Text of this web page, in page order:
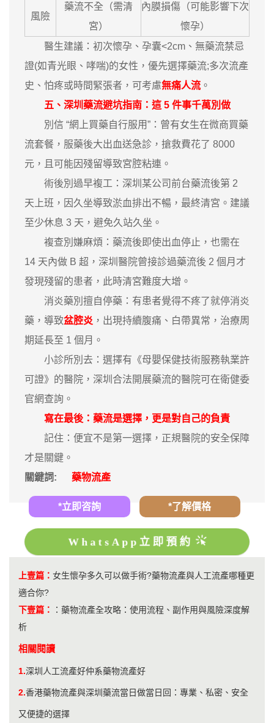
風險
藥流不全（需清
宮）
內膜損傷（可能影響下次
懷孕）
醫生建議：初次懷孕、孕囊<2cm、無藥流禁忌
證(如青光眼、哮喘)的女性，優先選擇藥流;多次流產
史、怕疼或時間緊張者，可考慮無痛人流 。
五、深圳藥流避坑指南：這 5 件事千萬別做
別信 “網上買藥自行服用”：曾有女生在微商買藥
流套餐，服藥後大出血送急診，搶救費花了 8000
元，且可能因殘留導致宮腔粘連。
術後別過早複工：深圳某公司前台藥流後第 2
天上班，因久坐導致淤血排出不暢，最終清宮。建議
至少休息 3 天，避免久站久坐。
複查別嫌麻煩：藥流後即使出血停止，也需在
14 天內做 B 超，深圳醫院曾接診過藥流後 2 個月才
發現殘留的患者，此時清宮難度大增。
消炎藥別擅自停藥：有患者覺得不疼了就停消炎
藥，導致盆腔炎 ，出現持續腹痛、白帶異常，治療周
期延長至 1 個月。
小診所別去：選擇有《母嬰保健技術服務執業許
可證》的醫院，深圳合法開展藥流的醫院可在衛健委
官網查詢。
寫在最後：藥流是選擇，更是對自己的負責
記住：便宜不是第一選擇，正規醫院的安全保障
才是關鍵。
關鍵詞:
藥物流產
*立即咨詢 *了解價格
WhatsApp立即預約
上壹篇： 女生懷孕多久可以做手術?藥物流產與人工流產哪種更
適合你?
下壹篇：
： 藥物流產全攻略：使用流程、副作用與風險深度解
析
相關閱讀
1.深圳人工流產好仲系藥物流產好
2.香港藥物流產與深圳藥流當日做當日回：專業、私密、安全
又便捷的選擇